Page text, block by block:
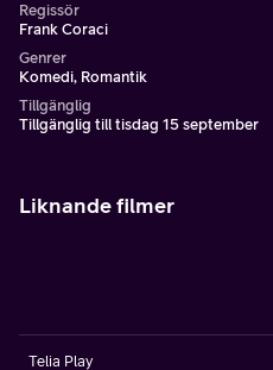
Regissör
Frank Coraci
Genrer
Komedi, Romantik
Tillgänglig
Tillgänglig till tisdag 15 september
Liknande filmer
Telia Play